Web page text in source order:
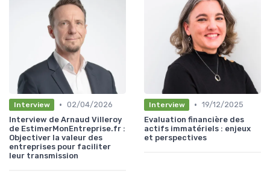
Interview • 02/04/2026
Interview de Arnaud Villeroy
de EstimerMonEntreprise.fr :
Objectiver la valeur des
entreprises pour faciliter
leur transmission
Interview • 19/12/2025
Evaluation financière des
actifs immatériels : enjeux
et perspectives